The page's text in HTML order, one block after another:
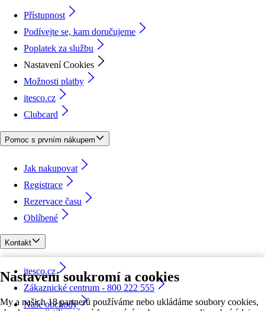
Nastavení soukromí a cookies
My a našich 18 partnerů používáme nebo ukládáme soubory cookies,
Přístupnost
Podívejte se, kam doručujeme
Poplatek za službu
Nastavení Cookies
Možnosti platby
itesco.cz
Clubcard
Pomoc s prvním nákupem
Jak nakupovat
Registrace
Rezervace času
Oblíbené
Kontakt
itesco.cz
Zákaznické centrum - 800 222 555
Naše obchody